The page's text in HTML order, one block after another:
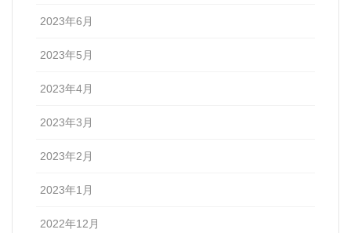
2023年6月
2023年5月
2023年4月
2023年3月
2023年2月
2023年1月
2022年12月